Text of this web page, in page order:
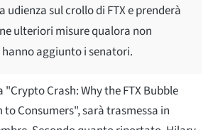
udienza sul crollo di FTX e prenderà
ulteriori misure qualora non
aggiunto i senatori.
Crash: Why the FTX Bubble
Consumers", sarà trasmessa in